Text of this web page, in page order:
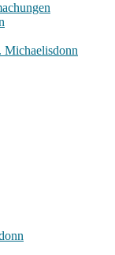
Michaelisdonn